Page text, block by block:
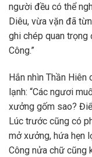
người đều có thể
Diêu, vừa vặn đã
ghi chép quan
Công.”
Hắn nhìn Thần
lạnh: “Các ngươi
xưởng gốm sao?
Lúc trước cũng có
mở xưởng, hứa hẹn
Công nửa chữ cũng